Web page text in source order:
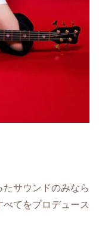
サウンドのみなら
てをプロデュース